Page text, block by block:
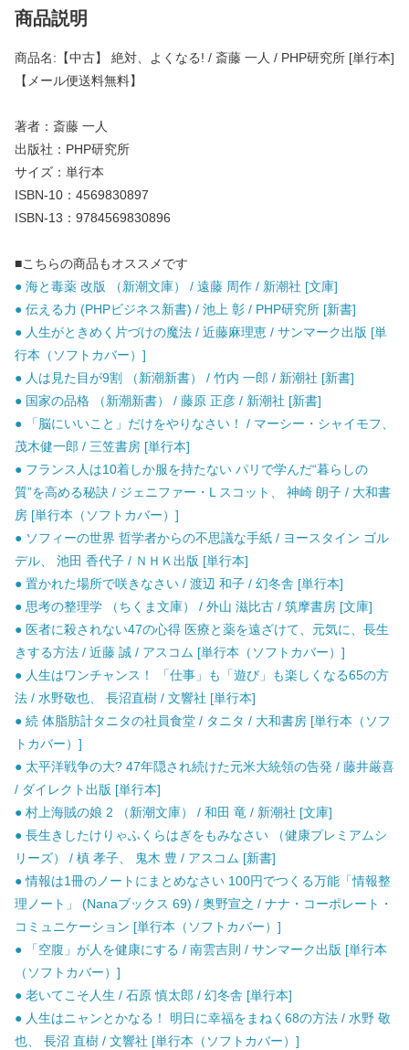
商品説明
商品名:【中古】 絶対、よくなる! / 斎藤 一人 / PHP研究所 [単行本]
【メール便送料無料】
著者：斎藤 一人
出版社：PHP研究所
サイズ：単行本
ISBN-10：4569830897
ISBN-13：9784569830896
■こちらの商品もオススメです
● 海と毒薬 改版 （新潮文庫） / 遠藤 周作 / 新潮社 [文庫]
● 伝える力 (PHPビジネス新書) / 池上 彰 / PHP研究所 [新書]
● 人生がときめく片づけの魔法 / 近藤麻理恵 / サンマーク出版 [単
行本（ソフトカバー）]
● 人は見た目が9割 （新潮新書） / 竹内 一郎 / 新潮社 [新書]
● 国家の品格 （新潮新書） / 藤原 正彦 / 新潮社 [新書]
● 「脳にいいこと」だけをやりなさい！ / マーシー・シャイモフ、
茂木健一郎 / 三笠書房 [単行本]
● フランス人は10着しか服を持たない パリで学んだ“暮らしの
質”を高める秘訣 / ジェニファー・L スコット、 神崎 朗子 / 大和書
房 [単行本（ソフトカバー）]
● ソフィーの世界 哲学者からの不思議な手紙 / ヨースタイン ゴル
デル、 池田 香代子 / ＮＨＫ出版 [単行本]
● 置かれた場所で咲きなさい / 渡辺 和子 / 幻冬舎 [単行本]
● 思考の整理学 （ちくま文庫） / 外山 滋比古 / 筑摩書房 [文庫]
● 医者に殺されない47の心得 医療と薬を遠ざけて、元気に、長生
きする方法 / 近藤 誠 / アスコム [単行本（ソフトカバー）]
● 人生はワンチャンス！ 「仕事」も「遊び」も楽しくなる65の方
法 / 水野敬也、 長沼直樹 / 文響社 [単行本]
● 続 体脂肪計タニタの社員食堂 / タニタ / 大和書房 [単行本（ソフ
トカバー）]
● 太平洋戦争の大? 47年隠され続けた元米大統領の告発 / 藤井厳喜
/ ダイレクト出版 [単行本]
● 村上海賊の娘 2 （新潮文庫） / 和田 竜 / 新潮社 [文庫]
● 長生きしたけりゃふくらはぎをもみなさい （健康プレミアムシ
リーズ） / 槙 孝子、 鬼木 豊 / アスコム [新書]
● 情報は1冊のノートにまとめなさい 100円でつくる万能「情報整
理ノート」 (Nanaブックス 69) / 奥野宣之 / ナナ・コーポレート・
コミュニケーション [単行本（ソフトカバー）]
● 「空腹」が人を健康にする / 南雲吉則 / サンマーク出版 [単行本
（ソフトカバー）]
● 老いてこそ人生 / 石原 慎太郎 / 幻冬舎 [単行本]
● 人生はニャンとかなる！ 明日に幸福をまねく68の方法 / 水野 敬
也、 長沼 直樹 / 文響社 [単行本（ソフトカバー）]